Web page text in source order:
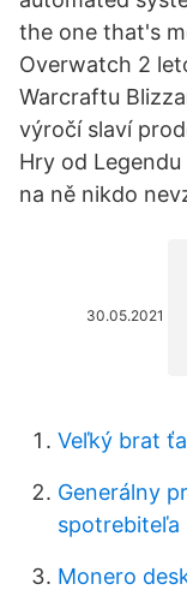
the one that's
Overwatch 2
Warcraftu
výročí slaví
Hry od
na ně nikdo
30.05.2021
Veľký brat
Generálny
spotrebiteľa
Monero